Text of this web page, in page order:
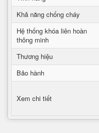
Khả năng chống cháy
Hệ thống khóa liên hoàn
thông minh
Thương hiệu
Bảo hành
Xem chi tiết